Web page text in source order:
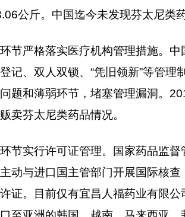
公斤。中国迄今未发现芬太尼类
严格落实医疗机构管理措施。中
记、双人双锁、“凭旧领新”等管
题和薄弱环节，堵塞管理漏洞。
卖芬太尼类药品情况。
实行许可证管理。国家药品监督
动与进口国主管部门开展国际核
证。目前仅有宜昌人福药业有限